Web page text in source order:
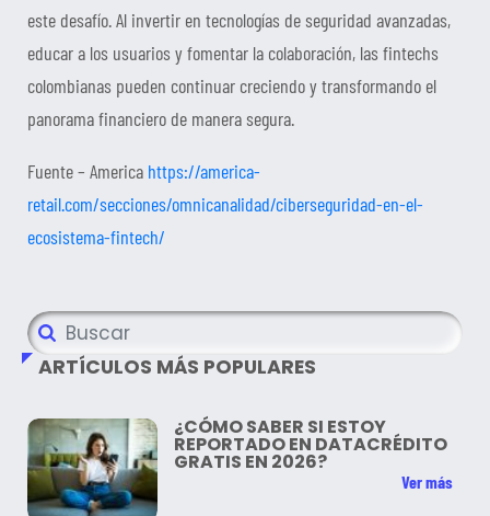
este desafío. Al invertir en tecnologías de seguridad avanzadas,
educar a los usuarios y fomentar la colaboración, las fintechs
colombianas pueden continuar creciendo y transformando el
panorama financiero de manera segura.
Fuente – America https://america-
retail.com/secciones/omnicanalidad/ciberseguridad-en-el-
ecosistema-fintech/
ARTÍCULOS MÁS POPULARES
¿CÓMO SABER SI ESTOY
REPORTADO EN DATACRÉDITO
GRATIS EN 2026?
Ver más